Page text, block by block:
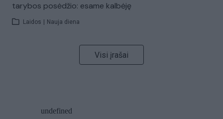
tarybos posėdžio: esame kalbėję
Laidos Nauja diena
Visi įrašai